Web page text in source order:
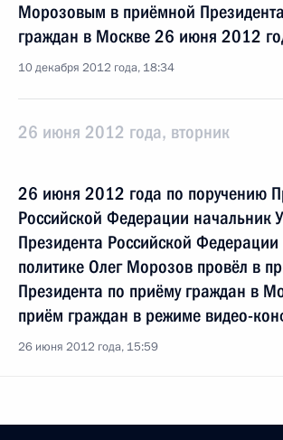
Морозовым в приёмной
граждан в Москве 26 июня 2012
10 декабря 2012 года, 18:34
26 июня 2012 года, вторник
26 июня 2012 года по поручению
Российской Федерации начальник
Президента Российской Федерации
политике Олег Морозов провёл в
Президента по приёму граждан в
приём граждан в режиме видео-
26 июня 2012 года, 15:59